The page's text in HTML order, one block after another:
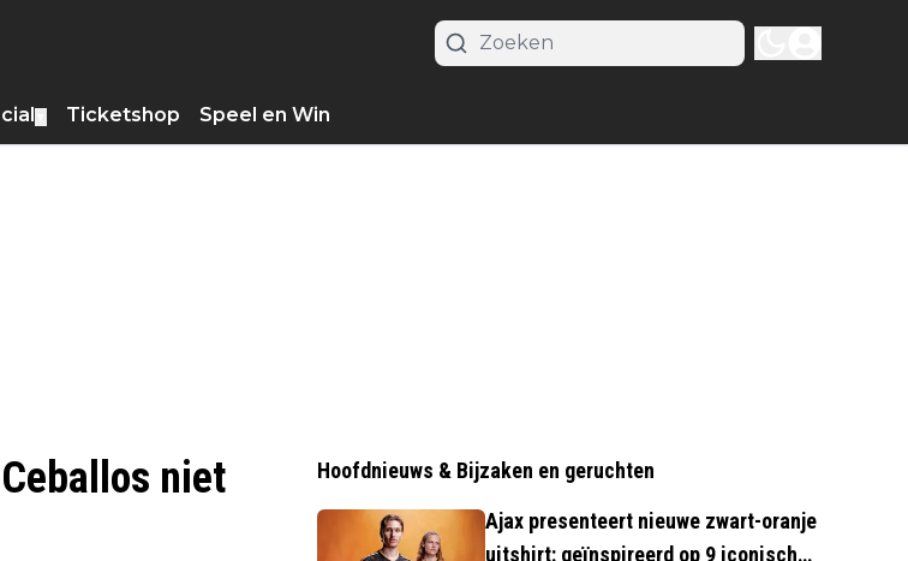
Ticketshop Speel en Win
niet
Hoofdnieuws & Bijzaken en geruchten
Ajax presenteert nieuwe zwart-oranje
uitshirt: geïnspireerd op 9 iconische